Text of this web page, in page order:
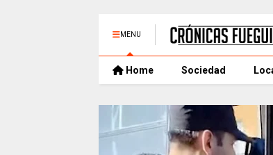
MENU
Home Sociedad